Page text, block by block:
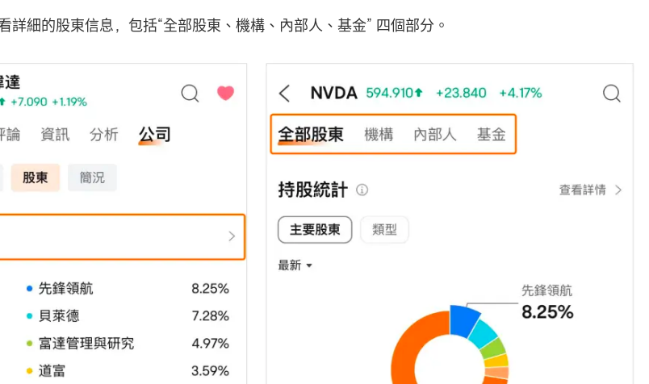
詳細的股東信息，包括“全部股東、機構、內部人、基金” 四個部分。